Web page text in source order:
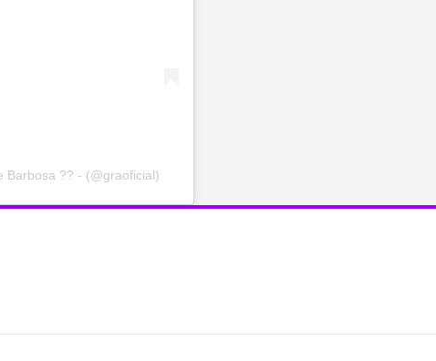
Barbosa ?? - (@graoficial)